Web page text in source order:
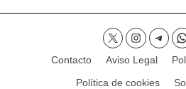
Contacto Aviso Legal
Política de cookies